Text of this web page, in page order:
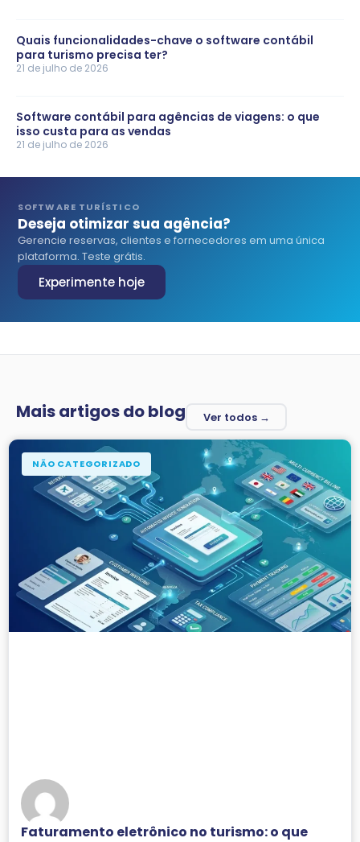
Quais funcionalidades-chave o software contábil
para turismo precisa ter?
21 de julho de 2026
Software contábil para agências de viagens: o que
isso custa para as vendas
21 de julho de 2026
SOFTWARE TURÍSTICO
Deseja otimizar sua agência?
Gerencie reservas, clientes e fornecedores em uma única
plataforma. Teste grátis.
Experimente hoje
Mais artigos do blog Ver todos →
NÃO CATEGORIZADO
Faturamento eletrônico no turismo: o que